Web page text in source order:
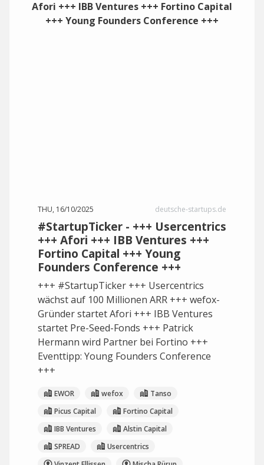
THU, 16/10/2025 deutsche-startups.de
#StartupTicker - +++ Usercentrics
+++ Afori +++ IBB Ventures +++
Fortino Capital +++ Young
Founders Conference +++
+++ #StartupTicker +++ Usercentrics
wächst auf 100 Millionen ARR +++ wefox-
Gründer startet Afori +++ IBB Ventures
startet Pre-Seed-Fonds +++ Patrick
Hermann wird Partner bei Fortino +++
Eventtipp: Young Founders Conference
+++
EWOR wefox
Tanso
Picus Capital
Fortino Capital
IBB Ventures
Alstin Capital
SPREAD
Usercentrics